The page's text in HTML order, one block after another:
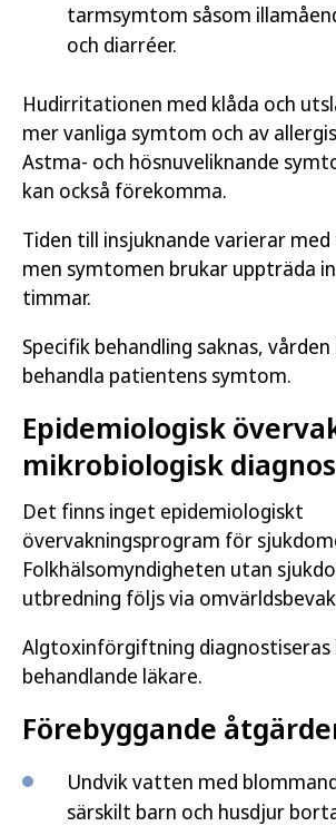
tarmsymtom såsom
och diarréer.
Hudirritationen med klåda och
mer vanliga symtom och av
Astma- och hösnuveliknande
kan också förekomma.
Tiden till insjuknande varierar
men symtomen brukar uppträda
timmar.
Specifik behandling saknas,
behandla patientens symtom.
Epidemiologisk
mikrobiologisk
Det finns inget epidemiologiskt
övervakningsprogram för
Folkhälsomyndigheten utan
utbredning följs via
Algtoxinförgiftning diagnostiseras
behandlande läkare.
Förebyggande
Undvik vatten med
särskilt barn och husdjur